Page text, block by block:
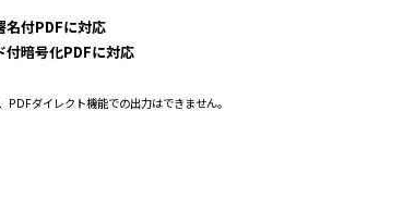
付PDFに対応
暗号化PDFに対応
PDFダイレクト機能での出力はできません。